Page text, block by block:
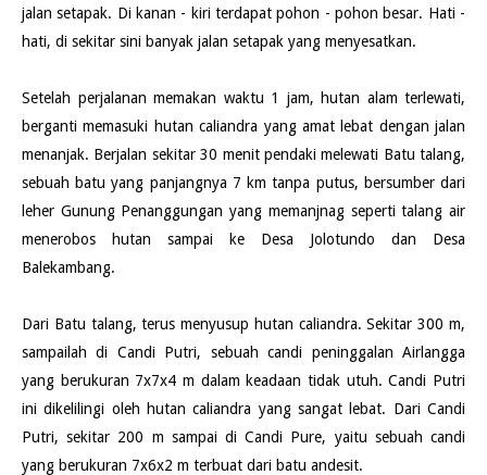
jalan setapak. Di kanan - kiri terdapat pohon - pohon besar. Hati -
hati, di sekitar sini banyak jalan setapak yang menyesatkan.
Setelah perjalanan memakan waktu 1 jam, hutan alam terlewati,
berganti memasuki hutan caliandra yang amat lebat dengan jalan
menanjak. Berjalan sekitar 30 menit pendaki melewati Batu talang,
sebuah batu yang panjangnya 7 km tanpa putus, bersumber dari
leher Gunung Penanggungan yang memanjnag seperti talang air
menerobos hutan sampai ke Desa Jolotundo dan Desa
Balekambang.
Dari Batu talang, terus menyusup hutan caliandra. Sekitar 300 m,
sampailah di Candi Putri, sebuah candi peninggalan Airlangga
yang berukuran 7x7x4 m dalam keadaan tidak utuh. Candi Putri
ini dikelilingi oleh hutan caliandra yang sangat lebat. Dari Candi
Putri, sekitar 200 m sampai di Candi Pure, yaitu sebuah candi
yang berukuran 7x6x2 m terbuat dari batu andesit.